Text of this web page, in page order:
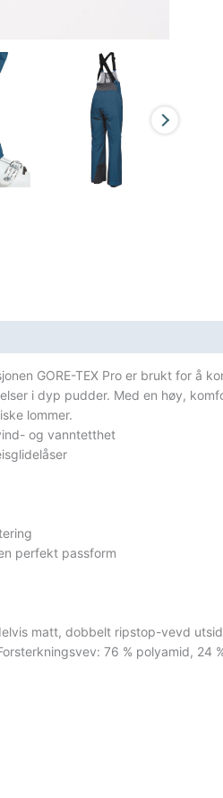
GORE-TEX Pro er brukt for
i dyp pudder. Med en høy,
lommer.
og vanntetthet
perfekt passform
matt, dobbelt ripstop-vevd
76 % polyamid,